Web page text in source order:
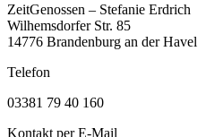
ZeitGenossen – Stefanie Erdrich
Wilhemsdorfer Str. 85
14776 Brandenburg an der Havel
Telefon
03381 79 40 160
Kontakt per E-Mail